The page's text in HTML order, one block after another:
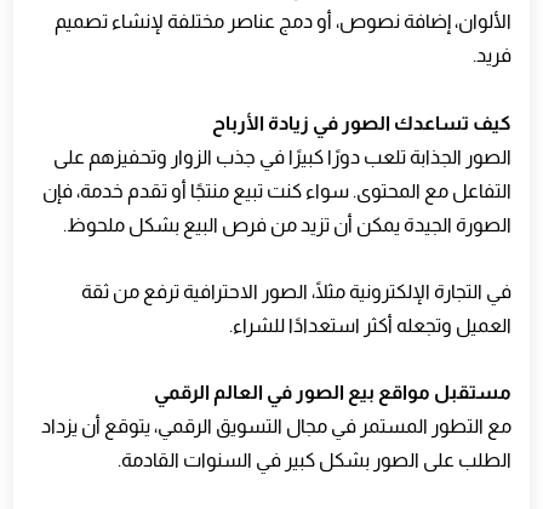
الألوان، إضافة نصوص، أو دمج عناصر مختلفة لإنشاء تصميم
فريد.
كيف تساعدك الصور في زيادة الأرباح
الصور الجذابة تلعب دورًا كبيرًا في جذب الزوار وتحفيزهم على
التفاعل مع المحتوى. سواء كنت تبيع منتجًا أو تقدم خدمة، فإن
الصورة الجيدة يمكن أن تزيد من فرص البيع بشكل ملحوظ.
في التجارة الإلكترونية مثلًا، الصور الاحترافية ترفع من ثقة
العميل وتجعله أكثر استعدادًا للشراء.
مستقبل مواقع بيع الصور في العالم الرقمي
مع التطور المستمر في مجال التسويق الرقمي، يتوقع أن يزداد
الطلب على الصور بشكل كبير في السنوات القادمة.